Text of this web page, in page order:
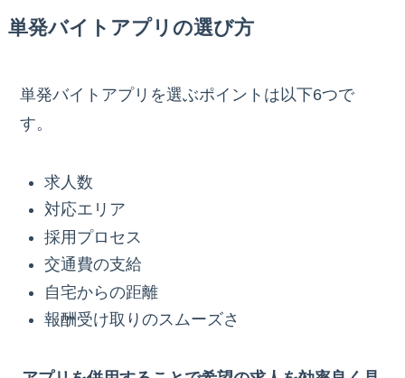
単発バイトアプリの選び方
単発バイトアプリを選ぶポイントは以下6つで
す。
求人数
対応エリア
採用プロセス
交通費の支給
自宅からの距離
報酬受け取りのスムーズさ